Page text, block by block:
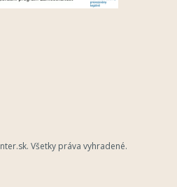
. Všetky práva vyhradené.